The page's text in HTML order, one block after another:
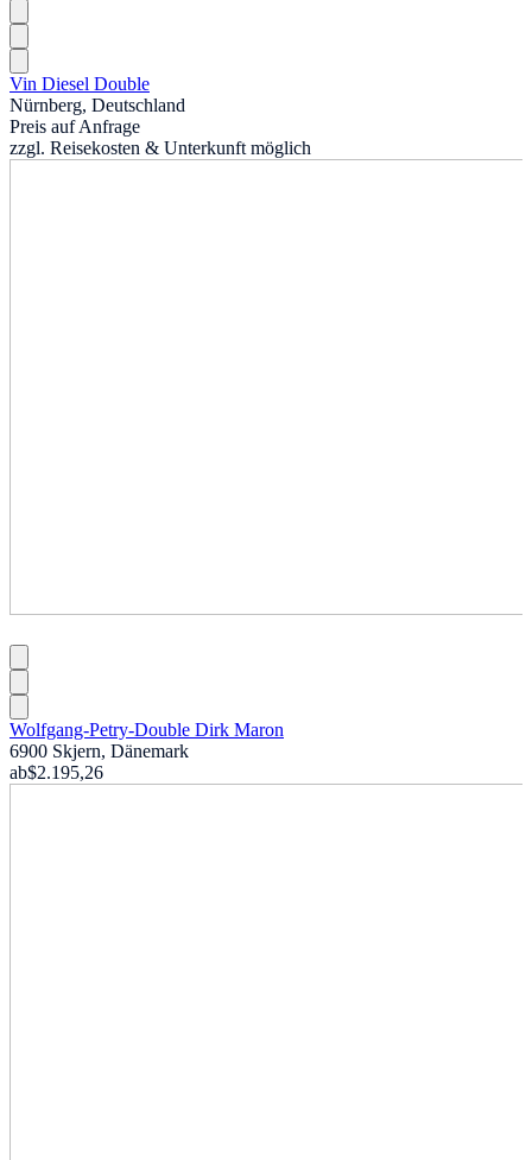
Vin Diesel Double
Nürnberg, Deutschland
Preis auf Anfrage
zzgl. Reisekosten & Unterkunft möglich
Wolfgang-Petry-Double Dirk Maron
6900 Skjern, Dänemark
ab$2.195,26